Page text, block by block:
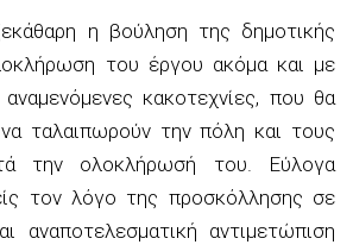
η βούληση της δημοτικής
του έργου ακόμα και με
κακοτεχνίες, που θα
ταλαιπωρούν την πόλη και τους
την ολοκλήρωσή του. Εύλογα
τον λόγο της προσκόλλησης σε
αναποτελεσματική αντιμετώπιση